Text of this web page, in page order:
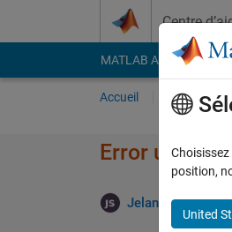
Centre
MATLAB Answers
Accueil Poser une
Error using
Jelani Simeon
position,
United